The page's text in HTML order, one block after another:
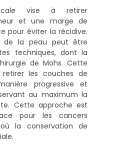
vise à retirer
et une marge de
pour éviter la récidive.
de la peau peut être
techniques, dont la
de Mohs. Cette
les couches de
progressive et
au maximum la
Cette approche est
pour les cancers
la conservation de